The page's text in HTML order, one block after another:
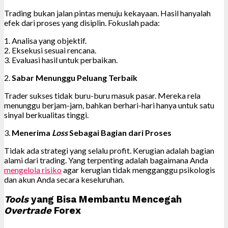
Trading bukan jalan pintas menuju kekayaan. Hasil hanyalah
efek dari proses yang disiplin. Fokuslah pada:
1. Analisa yang objektif.
2. Eksekusi sesuai rencana.
3. Evaluasi hasil untuk perbaikan.
2.Sabar Menunggu Peluang Terbaik
Trader sukses tidak buru-buru masuk pasar. Mereka rela
menunggu berjam-jam, bahkan berhari-hari hanya untuk satu
sinyal berkualitas tinggi.
3. Menerima LossSebagai Bagian dari Proses
Tidak ada strategi yang selalu profit. Kerugian adalah bagian
alami dari trading. Yang terpenting adalah bagaimana Anda
mengelola risikoagar kerugian tidak mengganggu psikologis
dan akun Anda secara keseluruhan.
Toolsyang Bisa Membantu Mencegah
OvertradeForex